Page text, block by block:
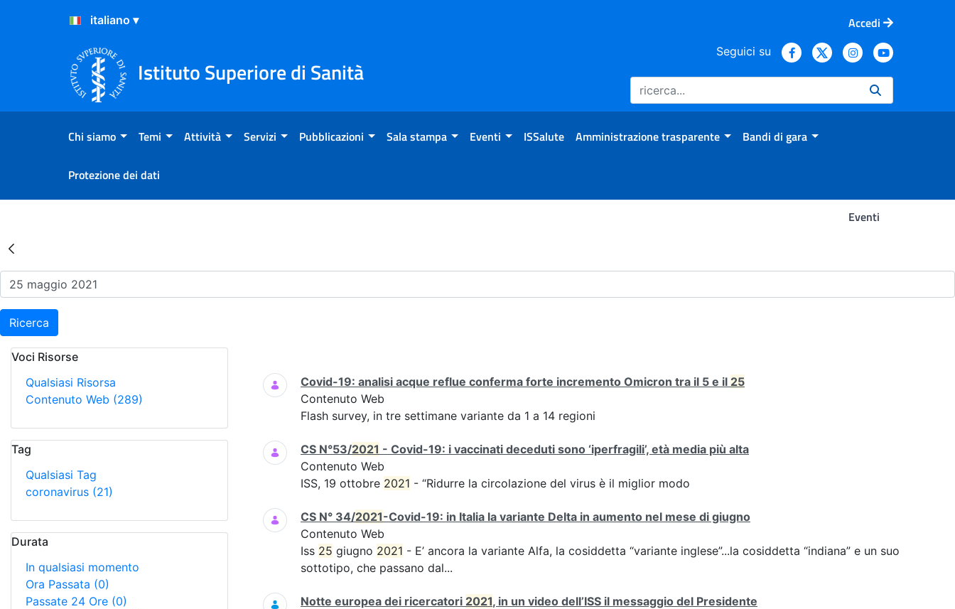
Salta al Contenuto
Salta al Footer
Accedi
Istituto Superiore di Sanità
Seguici su
Chi siamo Temi Attività Servizi Pubblicazioni Sala stampa Eventi ISSalute Amministrazione trasparente Bandi di gara
Protezione dei dati
Eventi
Risultati della Ricerca - Eventi
Ricerca
Voci Risorse
Qualsiasi Risorsa
Contenuto Web (289)
Tag
Qualsiasi Tag
coronavirus (21)
Durata
In qualsiasi momento
Ora Passata (0)
Passate 24 Ore (0)
Ricerca
Covid-19: analisi acque reflue conferma forte incremento Omicron tra il 5 e il 25
Contenuto Web
Flash survey, in tre settimane variante da 1 a 14 regioni
CS N°53/2021 - Covid-19: i vaccinati deceduti sono ‘iperfragili’, età media più alta
Contenuto Web
ISS, 19 ottobre 2021 - “Ridurre la circolazione del virus è il miglior modo
CS N° 34/2021-Covid-19: in Italia la variante Delta in aumento nel mese di giugno
Contenuto Web
Iss 25 giugno 2021 - E’ ancora la variante Alfa, la cosiddetta “variante inglese”...la cosiddetta “indiana” e un suo
sottotipo, che passano dal...
Notte europea dei ricercatori 2021, in un video dell’ISS il messaggio del Presidente